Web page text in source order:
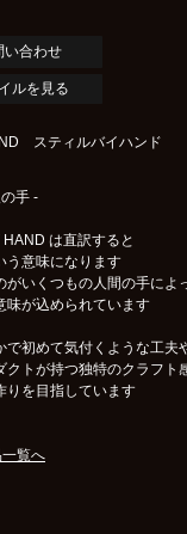
ルを見る
スティルバイハンド
手 -
は直訳すると
う意味になります
がいくつもの人間の手によ
味が込められています
で初めて気付くような工夫
クトが持つ独特のクラフト
りを目指しています
覧へ